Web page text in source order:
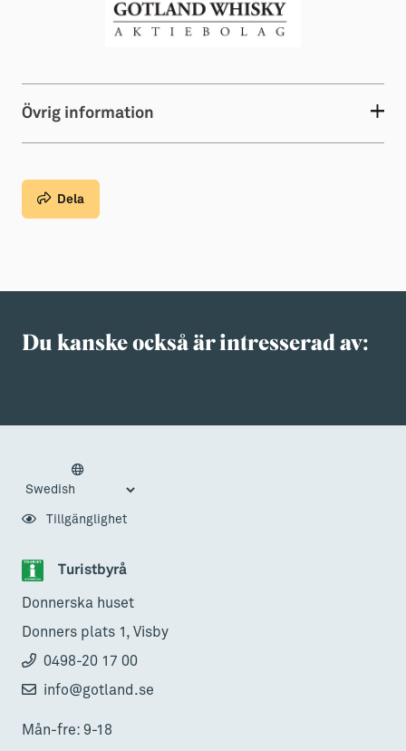
Övrig information
Dela
Du kanske också är intresserad av:
Turistbyrå
Donnerska huset
Donners plats 1, Visby
0498-20 17 00
info@gotland.se
Mån-fre: 9-18
Tillgänglighet